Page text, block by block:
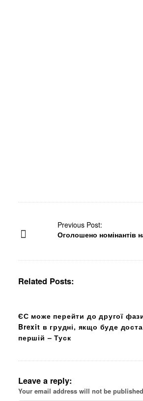
Previous Post:
Оголошено номінантів
Related Posts:
ЄС може перейти до другої
Brexit в грудні, якщо буде
першій – Туск
Leave a reply:
Your email address will not be